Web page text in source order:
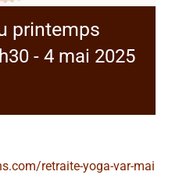
printemps
- 4 mai 2025
retraite-yoga-var-mai